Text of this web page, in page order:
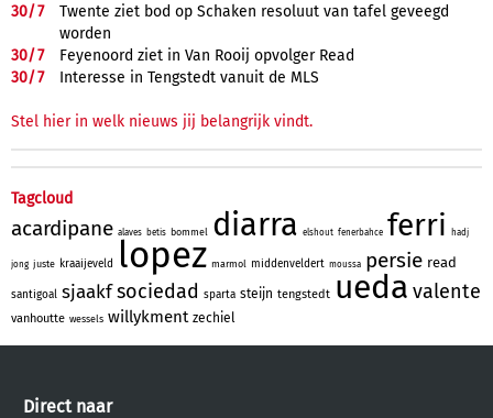
30/7
Twente ziet bod op Schaken resoluut van tafel geveegd
worden
30/7
Feyenoord ziet in Van Rooij opvolger Read
30/7 Interesse in Tengstedt vanuit de MLS
Stel hier in welk nieuws jij belangrijk vindt.
Tagcloud
acardipane alaves betis bommel diarra elshout fenerbahce ferri hadj
jong juste kraaijeveld lopez marmol middenveldert moussa persie read
santigoal sjaakfsociedad sparta steijn tengstedt ueda valente
vanhoutte wessels willykment zechiel
Direct naar